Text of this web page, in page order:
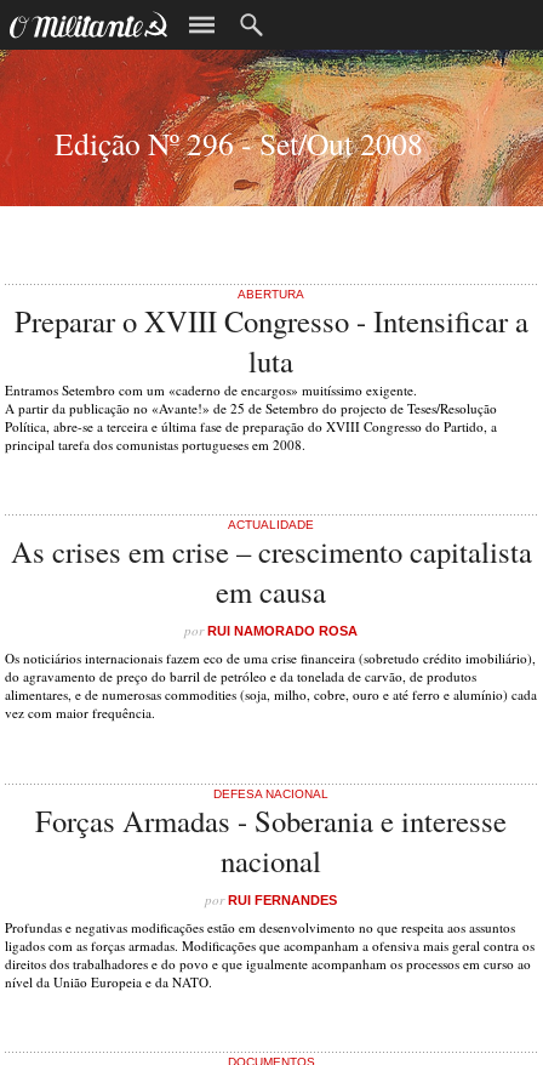
Edição Nº 296 - Set/Out 2008
ABERTURA
Preparar o XVIII Congresso - Intensificar a
luta
Entramos Setembro com um «caderno de encargos» muitíssimo exigente.
A partir da publicação no «Avante!» de 25 de Setembro do projecto de Teses/Resolução
Política, abre-se a terceira e última fase de preparação do XVIII Congresso do Partido, a
principal tarefa dos comunistas portugueses em 2008.
ACTUALIDADE
As crises em crise – crescimento capitalista
em causa
porRUI NAMORADO ROSA
Os noticiários internacionais fazem eco de uma crise financeira (sobretudo crédito imobiliário),
do agravamento de preço do barril de petróleo e da tonelada de carvão, de produtos
alimentares, e de numerosas commodities (soja, milho, cobre, ouro e até ferro e alumínio) cada
vez com maior frequência.
DEFESA NACIONAL
Forças Armadas - Soberania e interesse
nacional
porRUI FERNANDES
Profundas e negativas modificações estão em desenvolvimento no que respeita aos assuntos
ligados com as forças armadas. Modificações que acompanham a ofensiva mais geral contra os
direitos dos trabalhadores e do povo e que igualmente acompanham os processos em curso ao
nível da União Europeia e da NATO.
DOCUMENTOS